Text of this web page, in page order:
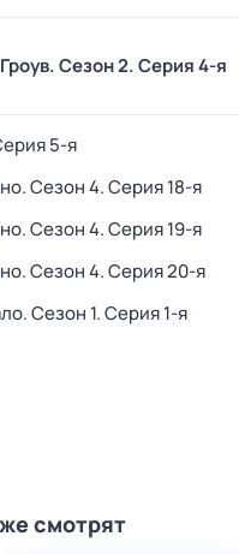
. Сезон 2. Серия 4-я
5-я
. Сезон 4. Серия 18-я
. Сезон 4. Серия 19-я
. Сезон 4. Серия 20-я
. Сезон 1. Серия 1-я
смотрят